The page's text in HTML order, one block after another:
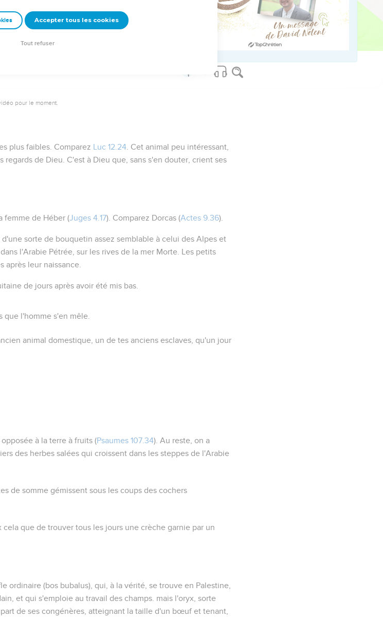
sur theotex.org, contact theotex@gmail.com
pour le moment.
plus faibles. Comparez Luc 12.24 . Cet animal peu intéressant,
de Dieu. C'est à Dieu que, sans s'en douter, crient ses
femme de Héber (Juges 4.17). Comparez Dorcas (Actes 9.36).
d'une sorte de bouquetin assez semblable à celui des Alpes et
l'Arabie Pétrée, sur les rives de la mer Morte. Les petits
après leur naissance.
de jours après avoir été mis bas.
que l'homme s'en mêle.
animal domestique, un de tes anciens esclaves, qu'un jour
opposée à la terre à fruits (Psaumes 107.34). Au reste, on a
des herbes salées qui croissent dans les steppes de l'Arabie
de somme gémissent sous les coups des cochers
cela que de trouver tous les jours une crèche garnie par un
ordinaire (bos bubalus), qui, à la vérité, se trouve en Palestine,
et qui s'emploie au travail des champs. mais l'oryx , sorte
de ses congénères, atteignant la taille d'un bœuf et tenant,
Accepter tous les cookies
Tout refuser